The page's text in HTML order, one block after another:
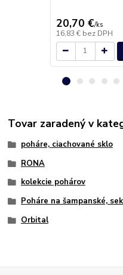
20,70 €/ks
16,83 € bez DPH
Tovar zaradený v
poháre, ciachované sklo
RONA
kolekcie pohárov
Poháre na šampanské,
Orbital